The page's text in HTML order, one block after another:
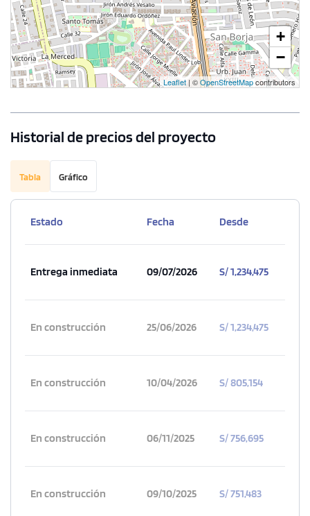
+
−
Leaflet| ©OpenStreetMapcontributors
Historial de precios del proyecto
Tabla Gráfico
Estado Fecha Desde
Entrega inmediata 09/07/2026 S/ 1,234,475
En construcción 25/06/2026 S/ 1,234,475
En construcción 10/04/2026 S/ 805,154
En construcción 06/11/2025 S/ 756,695
En construcción 09/10/2025 S/ 751,483